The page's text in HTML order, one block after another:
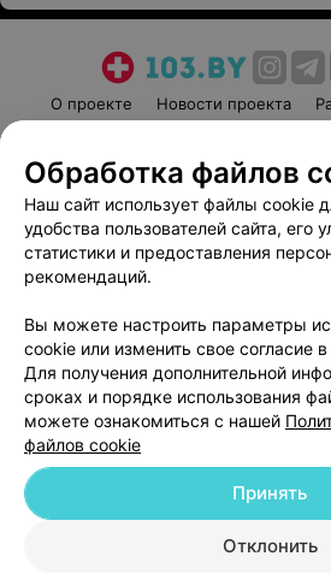
О проекте Новости проекта
Пользовательское соглашение
Вакансии
Написать
Обработка
© 2026 ООО «Артокс Лаб», УНП 191700409
|
Обработка файлов
Наш сайт использует файлы cookie
удобства пользователей сайта, его
статистики и предоставления
рекомендаций.
Вы можете настроить параметры
cookie или изменить свое согласие
Для получения дополнительной
сроках и порядке использования
можете ознакомиться с нашей
файлов cookie
Отклонить
Принять